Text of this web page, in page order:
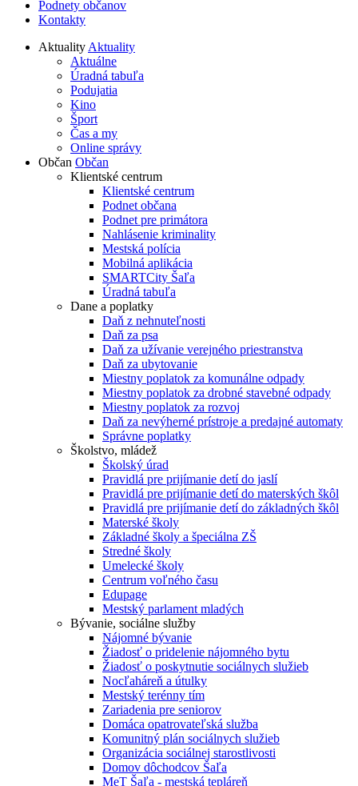
Podnety občanov
Kontakty
AktualityAktuality
Aktuálne
Úradná tabuľa
Podujatia
Kino
Šport
Čas a my
Online správy
Občan Občan
Klientské centrum
Klientské centrum
Podnet občana
Podnet pre primátora
Nahlásenie kriminality
Mestská polícia
Mobilná aplikácia
SMARTCity Šaľa
Úradná tabuľa
Dane a poplatky
Daň z nehnuteľnosti
Daň za psa
Daň za užívanie verejného priestranstva
Daň za ubytovanie
Miestny poplatok za komunálne odpady
Miestny poplatok za drobné stavebné odpady
Miestny poplatok za rozvoj
Daň za nevýherné prístroje a predajné automaty
Správne poplatky
Školstvo, mládež
Školský úrad
Pravidlá pre prijímanie detí do jaslí
Pravidlá pre prijímanie detí do materských škôl
Pravidlá pre prijímanie detí do základných škôl
Materské školy
Základné školy a špeciálna ZŠ
Stredné školy
Umelecké školy
Centrum voľného času
Edupage
Mestský parlament mladých
Bývanie, sociálne služby
Nájomné bývanie
Žiadosť o pridelenie nájomného bytu
Žiadosť o poskytnutie sociálnych služieb
Nocľaháreň a útulky
Mestský terénny tím
Zariadenia pre seniorov
Domáca opatrovateľská služba
Komunitný plán sociálnych služieb
Organizácia sociálnej starostlivosti
Domov dôchodcov Šaľa
MeT Šaľa - mestská tepláreň